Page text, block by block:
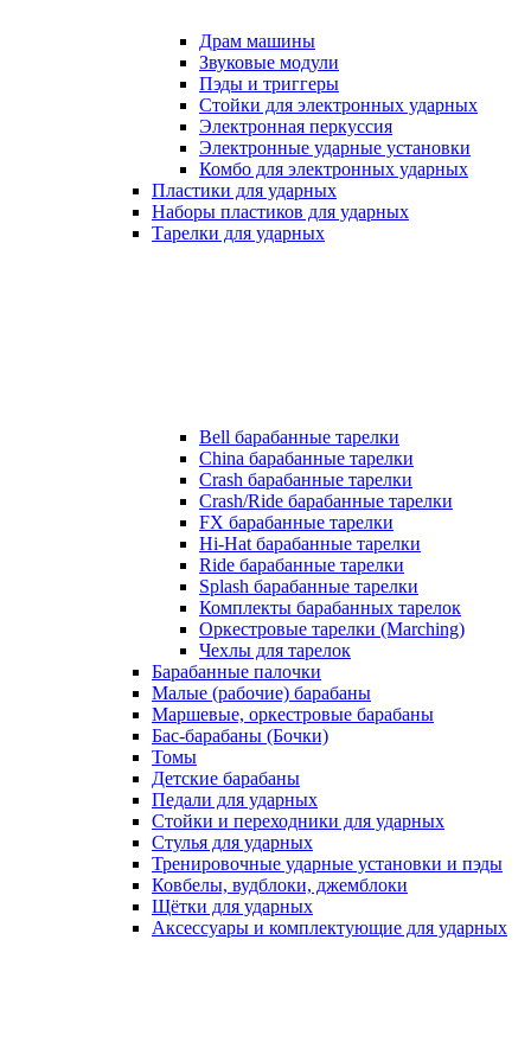
Драм машины
Звуковые модули
Пэды и триггеры
Стойки для электронных ударных
Электронная перкуссия
Электронные ударные установки
Комбо для электронных ударных
Пластики для ударных
Наборы пластиков для ударных
Тарелки для ударных
Bell барабанные тарелки
China барабанные тарелки
Crash барабанные тарелки
Crash/Ride барабанные тарелки
FX барабанные тарелки
Hi-Hat барабанные тарелки
Ride барабанные тарелки
Splash барабанные тарелки
Комплекты барабанных тарелок
Оркестровые тарелки (Marching)
Чехлы для тарелок
Барабанные палочки
Малые (рабочие) барабаны
Маршевые, оркестровые барабаны
Бас-барабаны (Бочки)
Томы
Детские барабаны
Педали для ударных
Стойки и переходники для ударных
Стулья для ударных
Тренировочные ударные установки и пэды
Ковбелы, вудблоки, джемблоки
Щётки для ударных
Аксесcуары и комплектующие для ударных